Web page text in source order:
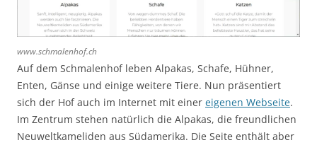
www.schmalenhof.ch
Auf dem Schmalenhof leben Alpakas, Schafe, Hühner,
Enten, Gänse und einige weitere Tiere. Nun präsentiert
sich der Hof auch im Internet mit einer eigenen Webseite.
Im Zentrum stehen natürlich die Alpakas, die freundlichen
Neuweltkameliden aus Südamerika. Die Seite enthält aber